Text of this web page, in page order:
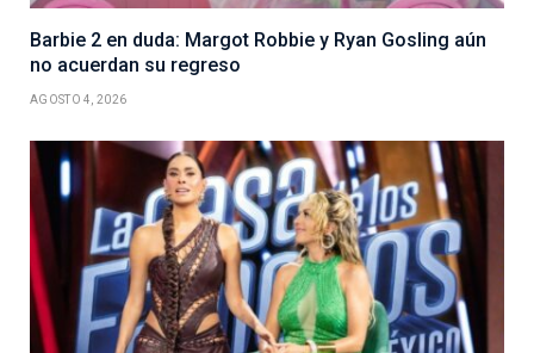
Barbie 2 en duda: Margot Robbie y Ryan Gosling aún
no acuerdan su regreso
AGOSTO 4, 2026